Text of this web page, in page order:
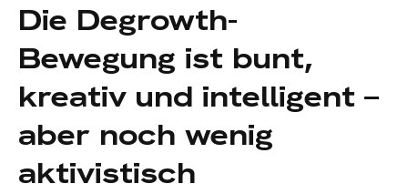
Die Degrowth-
Bewegung ist bunt,
kreativ und intelligent –
aber noch wenig
aktivistisch